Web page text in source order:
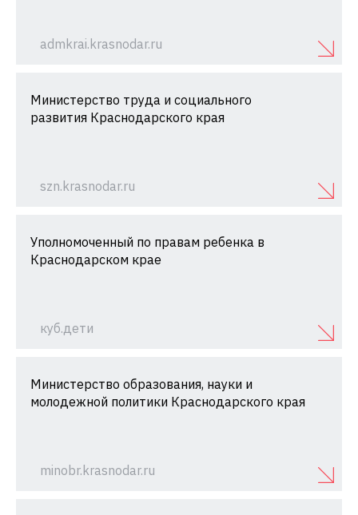
admkrai.krasnodar.ru
Министерство труда и социального
развития Краснодарского края
szn.krasnodar.ru
Уполномоченный по правам ребенка в
Краснодарском крае
куб.дети
Министерство образования, науки и
молодежной политики Краснодарского края
minobr.krasnodar.ru